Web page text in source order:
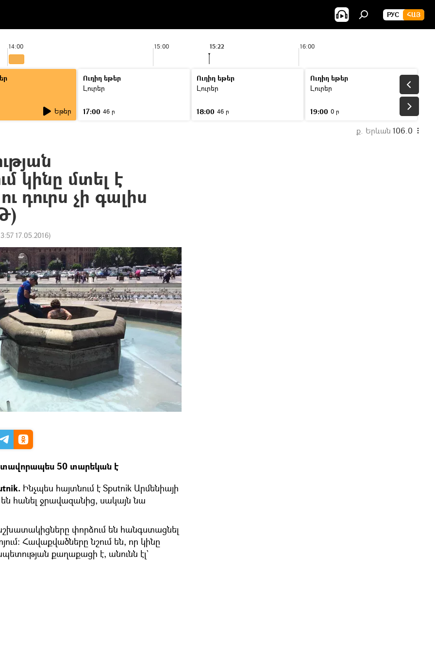
РУС ՀԱՅ
14:00 15:00 16:00
15:22
Եթեր
Ուղիղ եթեր
Լուրեր
17:00 46 ր
Ուղիղ եթեր
Լուրեր
18:00 46 ր
Ուղիղ եթեր
Լուրեր
19:00 0 ր
ք. Երևան 106.0
կինը մտել է
դուրս չի գալիս
17.05.2016)
50 տարեկան է
Ինչպես հայտնում է Sputnik Արմենիայի
հանել ջրավազանից, սակայն նա
փորձում են հանգստացնել
Հավաքվածները նշում են, որ կինը
քաղաքացի է, անունն էլ`